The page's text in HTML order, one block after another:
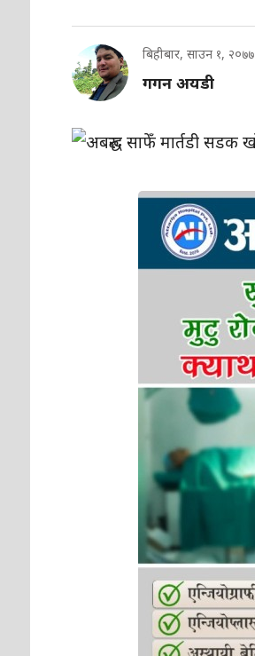
बिहीबार, साउन १, २०७७
गगन अयडी